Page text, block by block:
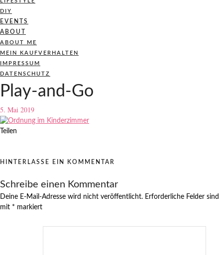
DIY
EVENTS
ABOUT
ABOUT ME
MEIN KAUFVERHALTEN
IMPRESSUM
DATENSCHUTZ
Play-and-Go
5. Mai 2019
Teilen
HINTERLASSE EIN KOMMENTAR
Schreibe einen Kommentar
Deine E-Mail-Adresse wird nicht veröffentlicht. Erforderliche Felder sind
mit * markiert